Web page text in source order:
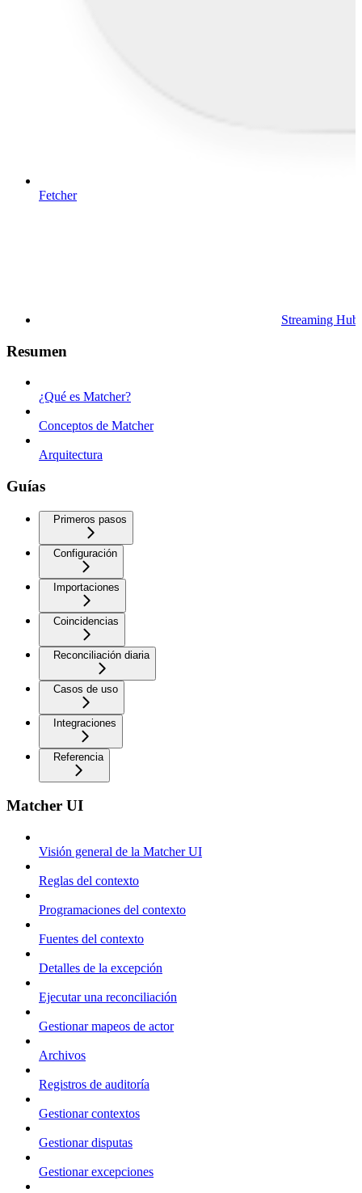
Fetcher
Streaming Hub
Resumen
¿Qué es Matcher?
Conceptos de Matcher
Arquitectura
Guías
Primeros pasos
Configuración
Importaciones
Coincidencias
Reconciliación diaria
Casos de uso
Integraciones
Referencia
Matcher UI
Visión general de la Matcher UI
Reglas del contexto
Programaciones del contexto
Fuentes del contexto
Detalles de la excepción
Ejecutar una reconciliación
Gestionar mapeos de actor
Archivos
Registros de auditoría
Gestionar contextos
Gestionar disputas
Gestionar excepciones